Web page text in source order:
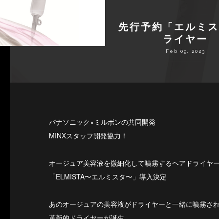
先行予約「エルミ
ライヤー
Feb 09, 2023
パナソニック×ミルボンの共同開発
MINXスタッフ開発協力！
オージュア美容液を微細化して噴霧するヘアドライヤー
「ELMISTA〜エルミスタ〜」導入決定
あのオージュアの美容液がドライヤーと一緒に噴霧さ